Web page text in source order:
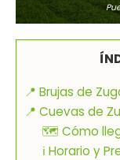
📍 Brujas de
📍 Cuevas de
🗺 Cómo
ℹ️ Horario y